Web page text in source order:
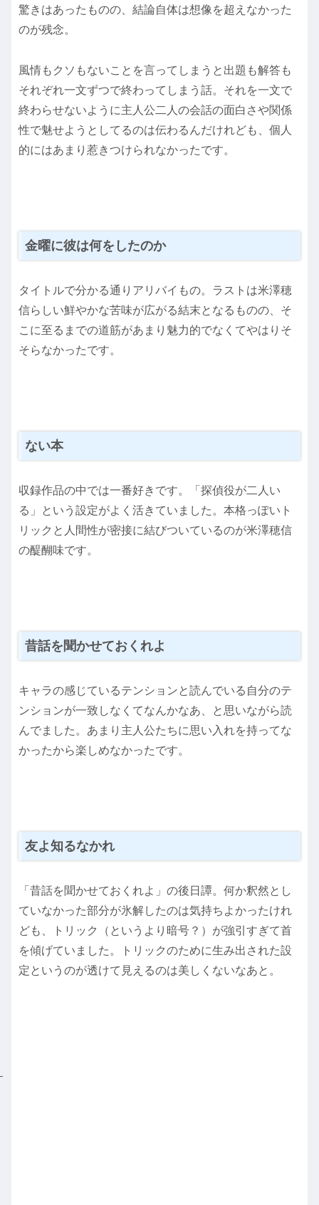
驚きはあったものの、結論自体は想像を超えなかった
のが残念。
風情もクソもないことを言ってしまうと出題も解答も
それぞれ一文ずつで終わってしまう話。それを一文で
終わらせないように主人公二人の会話の面白さや関係
性で魅せようとしてるのは伝わるんだけれども、個人
的にはあまり惹きつけられなかったです。
金曜に彼は何をしたのか
タイトルで分かる通りアリバイもの。ラストは米澤穂
信らしい鮮やかな苦味が広がる結末となるものの、そ
こに至るまでの道筋があまり魅力的でなくてやはりそ
そらなかったです。
ない本
収録作品の中では一番好きです。「探偵役が二人い
る」という設定がよく活きていました。本格っぽいト
リックと人間性が密接に結びついているのが米澤穂信
の醍醐味です。
昔話を聞かせておくれよ
キャラの感じているテンションと読んでいる自分のテ
ンションが一致しなくてなんかなあ、と思いながら読
んでました。あまり主人公たちに思い入れを持ってな
かったから楽しめなかったです。
友よ知るなかれ
「昔話を聞かせておくれよ」の後日譚。何か釈然とし
ていなかった部分が氷解したのは気持ちよかったけれ
ども、トリック（というより暗号？）が強引すぎて首
を傾げていました。トリックのために生み出された設
定というのが透けて見えるのは美しくないなあと。